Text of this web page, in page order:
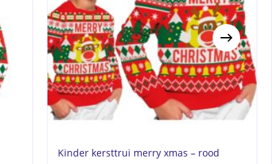
Kinder kersttrui merry xmas – rood